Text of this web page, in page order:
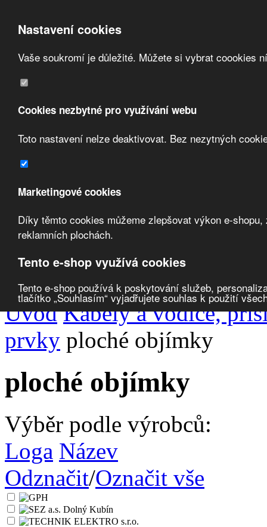
Nastavení cookies
Vaše soukromí je důležité. Můžete si vybrat coookies
Cookies nezbytné pro využívání webu
Toto nastavení nelze deaktivovat. Bez nezytných
Marketingové cookies
Díky těmto cookies můžeme zlepšovat výkon e-
reklamních plochách.
Tento e-shop využívá cookies
Tento e-shop používá k poskytování služeb,
tlačítko „Souhlasím“ vyjadřujete souhlas k použití
Přeskočit na hlavní obsah/Přeskočit na doplňující obsah
Kontakt
Zvolte měnu:
Přihlásit uživatele
Porovnat produkty 0
Úvod Kabely a vodiče,
prvky ploché objímky
ploché objímky
Výběr podle výrobců:
Loga Název
Odznačit/Označit vše